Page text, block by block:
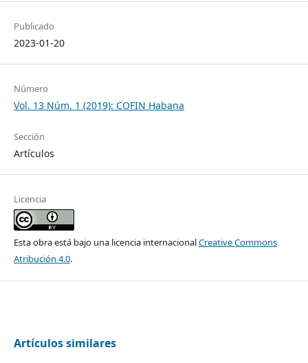
Publicado
2023-01-20
Número
Vol. 13 Núm. 1 (2019): COFIN Habana
Sección
Artículos
Licencia
Esta obra está bajo una licencia internacionalCreative Commons
Atribución 4.0.
Artículos similares